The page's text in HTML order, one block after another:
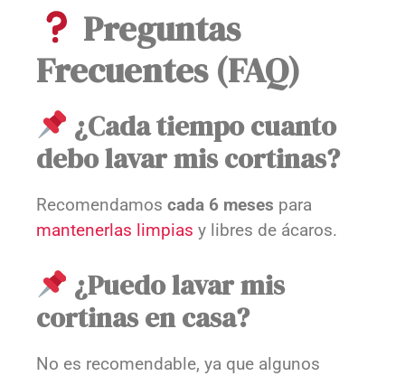
Preguntas
Frecuentes (FAQ)
¿Cada tiempo cuanto
debo lavar mis cortinas?
Recomendamos cada 6 meses para
mantenerlas limpias y libres de ácaros.
¿Puedo lavar mis
cortinas en casa?
No es recomendable, ya que algunos